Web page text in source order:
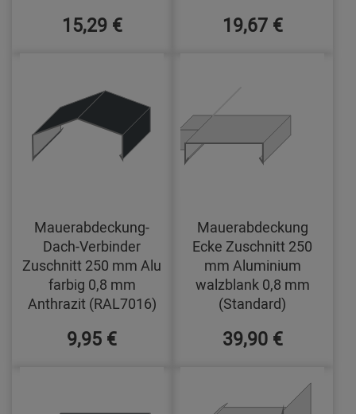
15,29 € 19,67 €
Mauerabdeckung-
Dach-Verbinder
Zuschnitt 250 mm Alu
farbig 0,8 mm
Anthrazit (RAL7016)
9,95 €
Mauerabdeckung
Ecke Zuschnitt 250
mm Aluminium
walzblank 0,8 mm
(Standard)
39,90 €